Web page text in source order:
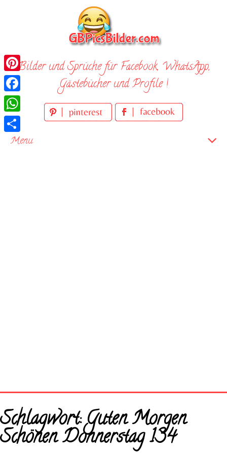
Bilder und Sprüche für Facebook, WhatsApp,
Gästebücher und Profile !
Menu
Startseite
Neue Bilder
Schlagwort:Guten Morgen
Schönen Donnerstag 134
Pinterest
Facebook
WhatsApp
Teilen